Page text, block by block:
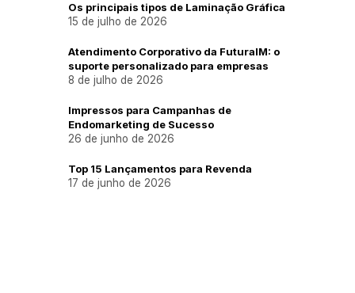
Os principais tipos de Laminação Gráfica
15 de julho de 2026
Atendimento Corporativo da FuturaIM: o
suporte personalizado para empresas
8 de julho de 2026
Impressos para Campanhas de
Endomarketing de Sucesso
26 de junho de 2026
Top 15 Lançamentos para Revenda
17 de junho de 2026